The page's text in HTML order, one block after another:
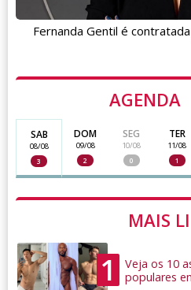
AGENDA
SAB
08/08
3
DOM
09/08
2
SEG
10/08
0
TER
11/08
1
MAIS
1
Veja os 10
populares
Fernanda Gentil é